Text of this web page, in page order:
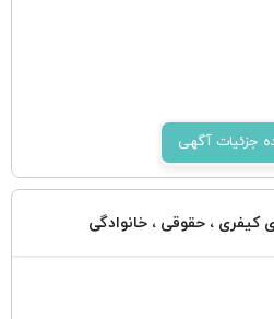
جزئیات آگهی
کیفری ، حقوقی ، خانوادگی